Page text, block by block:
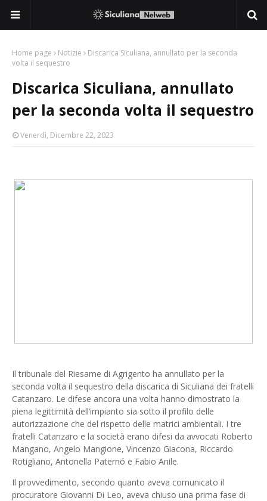
Home page Notizie
Discarica Siculiana, annullato per la seconda
volta il sequestro
Discarica Siculiana, annullato
per la seconda volta il sequestro
Venerdì, Dicembre 22, 2023
Il tribunale del Riesame di Agrigento ha annullato per la
seconda volta il sequestro della discarica di Siculiana dei fratelli
Catanzaro. Le difese ancora una volta hanno dimostrato la
piena legittimità dell’impianto sia sotto il profilo delle
autorizzazione che del rispetto delle matrici ambientali. I tre
fratelli Catanzaro e la società erano difesi da avvocati Roberto
Mangano, Angelo Mangione, Vincenzo Giacona, Riccardo
Rotigliano, Antonella Paternó e Fabio Anile.
Il provvedimento, secondo quanto aveva comunicato il
procuratore Giovanni Di Leo, aveva chiuso una prima fase di